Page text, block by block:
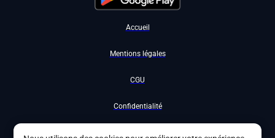
Accueil
Mentions légales
CGU
Confidentialité